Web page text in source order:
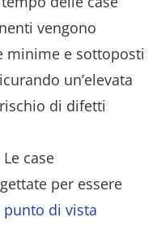
vengono
minime e sottoposti
un’elevata
di difetti
Le case
per essere
di vista